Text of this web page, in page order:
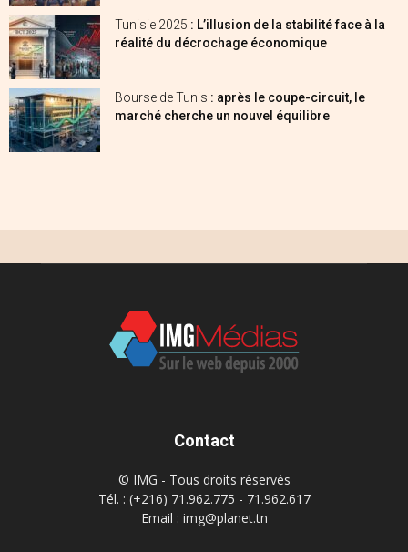
Tunisie 2025 : L’illusion de la stabilité face à la
réalité du décrochage économique
Bourse de Tunis : après le coupe-circuit, le
marché cherche un nouvel équilibre
Contact
© IMG - Tous droits réservés
Tél. : (+216) 71.962.775 - 71.962.617
Email : img@planet.tn